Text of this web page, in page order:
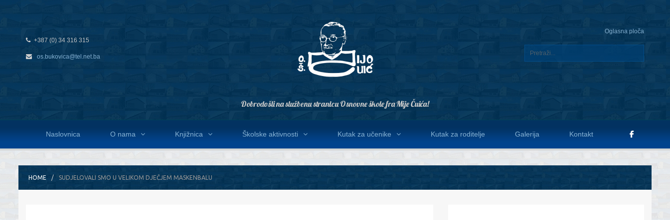
+387 (0) 34 316 315
os.bukovica@tel.net.ba
Oglasna ploča
Dobrodošli na službenu stranicu Osnovne škole fra Mije Čuića!
Naslovnica O nama Knjižnica Školske aktivnosti Kutak za učenike Kutak za roditelje Galerija Kontakt
HOME SUDJELOVALI SMO U VELIKOM DJEČJEM MASKENBALU